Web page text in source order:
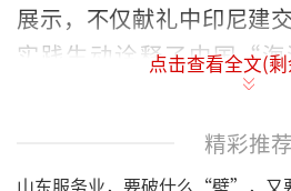
展示，不仅献礼中印尼建
实践生动诠释了中国“
念，成为我国向世界展示
点击查看全文(
精彩推荐
山东服务业，要破什么“壁”，又